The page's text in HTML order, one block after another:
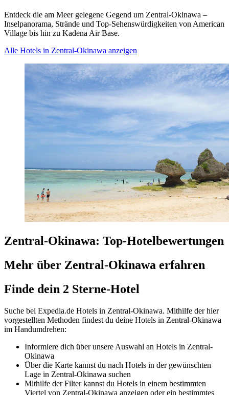
Entdeck die am Meer gelegene Gegend um Zentral-Okinawa –
Inselpanorama, Strände und Top-Sehenswürdigkeiten von American
Village bis hin zu Kadena Air Base.
Alle Hotels in Zentral-Okinawa anzeigen
Zentral-Okinawa: Top-Hotelbewertungen
Mehr über Zentral-Okinawa erfahren
Finde dein 2 Sterne-Hotel
Suche bei Expedia.de Hotels in Zentral-Okinawa. Mithilfe der hier
vorgestellten Methoden findest du deine Hotels in Zentral-Okinawa
im Handumdrehen:
Informiere dich über unsere Auswahl an Hotels in Zentral-
Okinawa
Über die Karte kannst du nach Hotels in der gewünschten
Lage in Zentral-Okinawa suchen
Mithilfe der Filter kannst du Hotels in einem bestimmten
Viertel von Zentral-Okinawa anzeigen oder ein bestimmtes